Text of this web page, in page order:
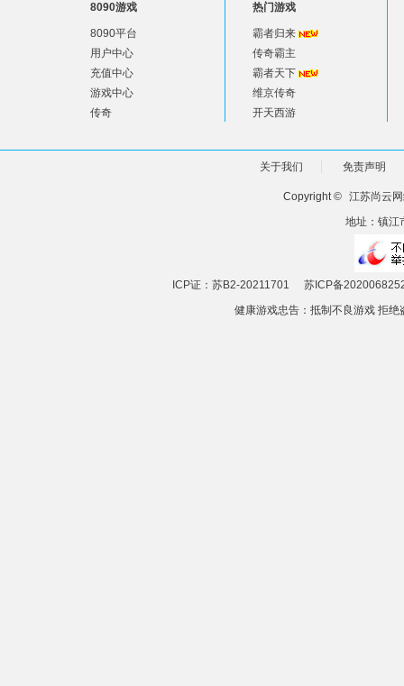
8090游戏
8090平台
用户中心
充值中心
游戏中心
传奇
热门游戏
霸者归来
传奇霸主
霸者天下
维京传奇
开天西游
关于我们 免责声明
Copyright © 江苏尚云
地址：镇江
ICP证：苏B2-20211701
苏ICP备
健康游戏忠告：抵制不良游戏 拒